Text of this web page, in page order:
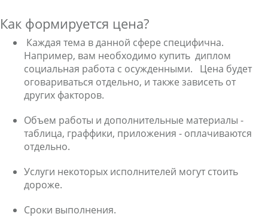
Как формируется цена?
Каждая тема в данной сфере специфична.
Например, вам необходимо купить диплом
социальная работа с осужденными. Цена будет
оговариваться отдельно, и также зависеть от
других факторов.
Объем работы и дополнительные материалы -
таблица, граффики, приложения - оплачиваются
отдельно.
Услуги некоторых исполнителей могут стоить
дороже.
Сроки выполнения.